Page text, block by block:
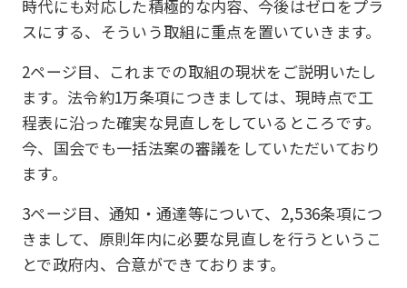
時代にも対応した積極的な内容、今後はゼロをプラ
スにする、そういう取組に重点を置いていきます。
2ページ目、これまでの取組の現状をご説明いたし
ます。法令約1万条項につきましては、現時点で工
程表に沿った確実な見直しをしているところです。
今、国会でも一括法案の審議をしていただいており
ます。
3ページ目、通知・通達等について、2,536条項につ
きまして、原則年内に必要な見直しを行うというこ
とで政府内、合意ができております。